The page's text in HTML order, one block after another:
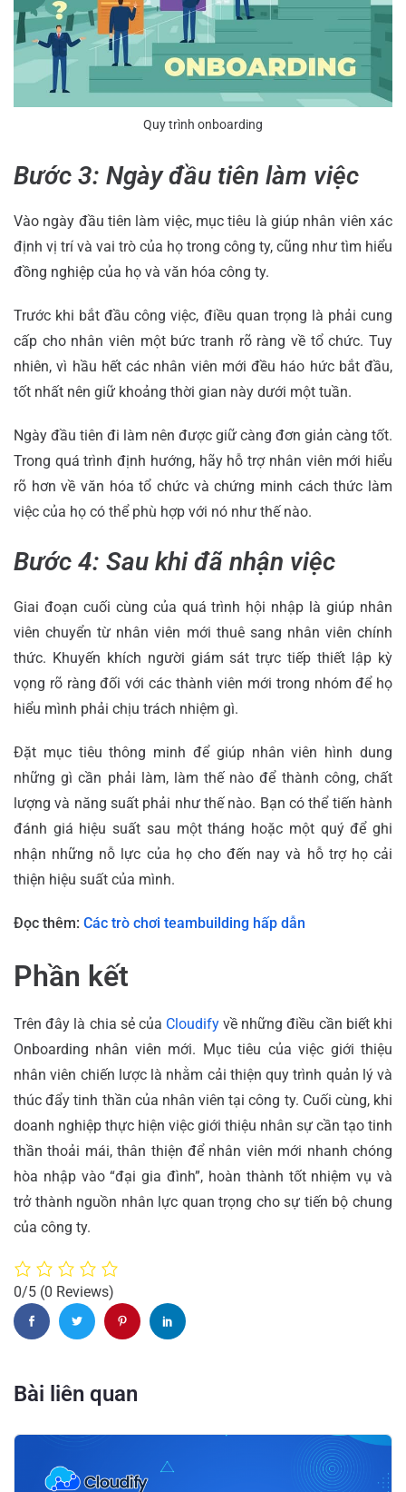
Quy trình onboarding
Bước 3: Ngày đầu tiên làm việc
Vào ngày đầu tiên làm việc, mục tiêu là giúp nhân viên xác
định vị trí và vai trò của họ trong công ty, cũng như tìm hiểu
đồng nghiệp của họ và văn hóa công ty.
Trước khi bắt đầu công việc, điều quan trọng là phải cung
cấp cho nhân viên một bức tranh rõ ràng về tổ chức. Tuy
nhiên, vì hầu hết các nhân viên mới đều háo hức bắt đầu,
tốt nhất nên giữ khoảng thời gian này dưới một tuần.
Ngày đầu tiên đi làm nên được giữ càng đơn giản càng tốt.
Trong quá trình định hướng, hãy hỗ trợ nhân viên mới hiểu
rõ hơn về văn hóa tổ chức và chứng minh cách thức làm
việc của họ có thể phù hợp với nó như thế nào.
Bước 4: Sau khi đã nhận việc
Giai đoạn cuối cùng của quá trình hội nhập là giúp nhân
viên chuyển từ nhân viên mới thuê sang nhân viên chính
thức. Khuyến khích người giám sát trực tiếp thiết lập kỳ
vọng rõ ràng đối với các thành viên mới trong nhóm để họ
hiểu mình phải chịu trách nhiệm gì.
Đặt mục tiêu thông minh để giúp nhân viên hình dung
những gì cần phải làm, làm thế nào để thành công, chất
lượng và năng suất phải như thế nào. Bạn có thể tiến hành
đánh giá hiệu suất sau một tháng hoặc một quý để ghi
nhận những nỗ lực của họ cho đến nay và hỗ trợ họ cải
thiện hiệu suất của mình.
Đọc thêm: Các trò chơi teambuilding hấp dẫn
Phần kết
Trên đây là chia sẻ của Cloudify về những điều cần biết khi
Onboarding nhân viên mới. Mục tiêu của việc giới thiệu
nhân viên chiến lược là nhằm cải thiện quy trình quản lý và
thúc đẩy tinh thần của nhân viên tại công ty. Cuối cùng, khi
doanh nghiệp thực hiện việc giới thiệu nhân sự cần tạo tinh
thần thoải mái, thân thiện để nhân viên mới nhanh chóng
hòa nhập vào “đại gia đình”, hoàn thành tốt nhiệm vụ và
trở thành nguồn nhân lực quan trọng cho sự tiến bộ chung
của công ty.
0/5 (0 Reviews)
Bài liên quan